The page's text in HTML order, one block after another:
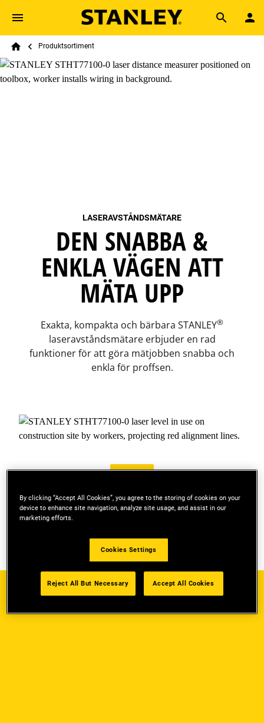
Skip to main content
Search
Breadcrumb
Produktsortiment
LASERAVSTÅNDSMÄTARE
DEN SNABBA &
ENKLA VÄGEN ATT
MÄTA UPP
Exakta, kompakta och bärbara STANLEY®
laseravståndsmätare erbjuder en rad
funktioner för att göra mätjobben snabba och
enkla för proffsen.
By clicking “Accept All Cookies”, you agree to the storing of cookies on your
device to enhance site navigation, analyze site usage, and assist in our
marketing efforts.
Cookies Settings
Reject All But Necessary Accept All Cookies